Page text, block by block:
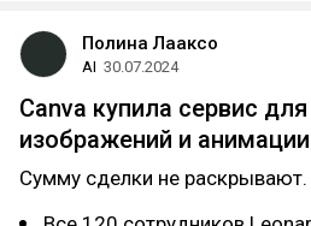
Полина Лааксо
AI 30.07.2024
Canva купила сервис
изображений и
Сумму сделки не раскрывают.